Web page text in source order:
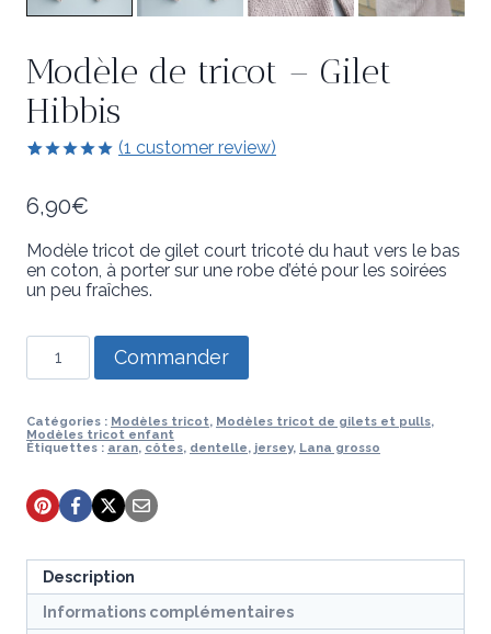
Modèle de tricot – Gilet
Hibbis
customer
(1 customer review)
6,90€
Modèle tricot de gilet court tricoté du haut vers le bas
en coton, à porter sur une robe d’été pour les soirées
un peu fraîches.
quantité
Modèle
tricot
-
Commander
Catégories : Modèles tricot, Modèles tricot de gilets et pulls,
Modèles tricot enfant
Étiquettes : aran, côtes, dentelle, jersey, Lana grosso
Description
Informations complémentaires